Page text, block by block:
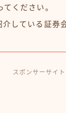
てください。
している証券
スポンサーサイト